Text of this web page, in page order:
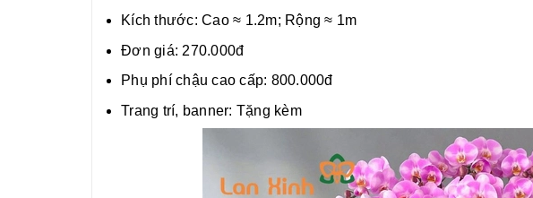
Kích thước: Cao ≈ 1.2m; Rộng ≈ 1m
Đơn giá: 270.000đ
Phụ phí chậu cao cấp: 800.000đ
Trang trí, banner: Tặng kèm